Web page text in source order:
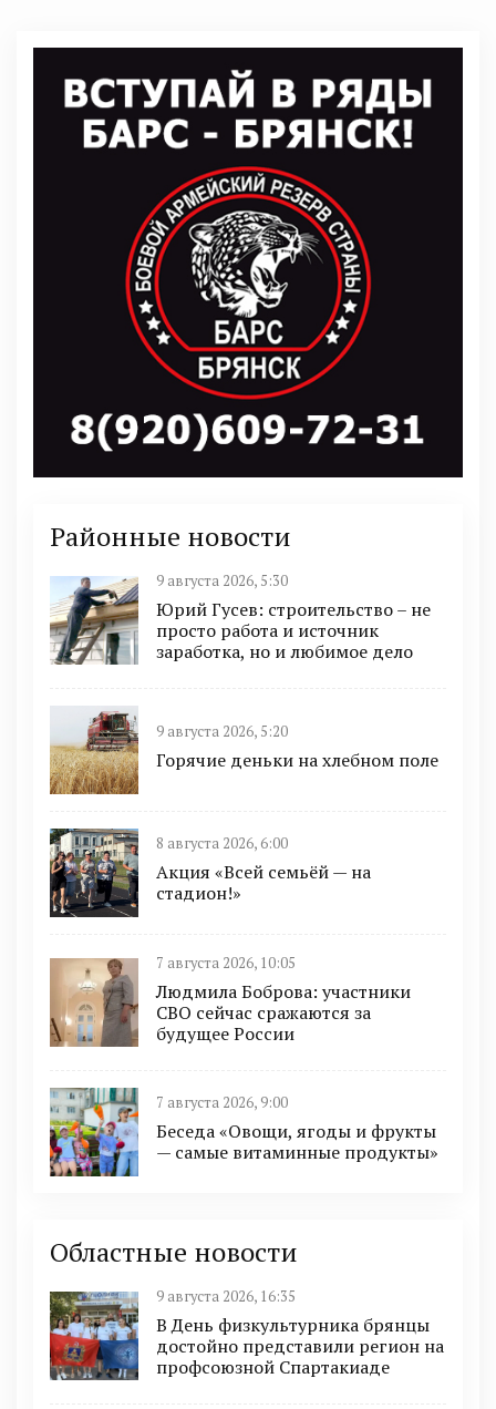
Районные новости
9 августа 2026, 5:30
Юрий Гусев: строительство – не
просто работа и источник
заработка, но и любимое дело
9 августа 2026, 5:20
Горячие деньки на хлебном поле
8 августа 2026, 6:00
Акция «Всей семьёй — на
стадион!»
7 августа 2026, 10:05
Людмила Боброва: участники
СВО сейчас сражаются за
будущее России
7 августа 2026, 9:00
Беседа «Овощи, ягоды и фрукты
— самые витаминные продукты»
Областные новости
9 августа 2026, 16:35
В День физкультурника брянцы
достойно представили регион на
профсоюзной Спартакиаде